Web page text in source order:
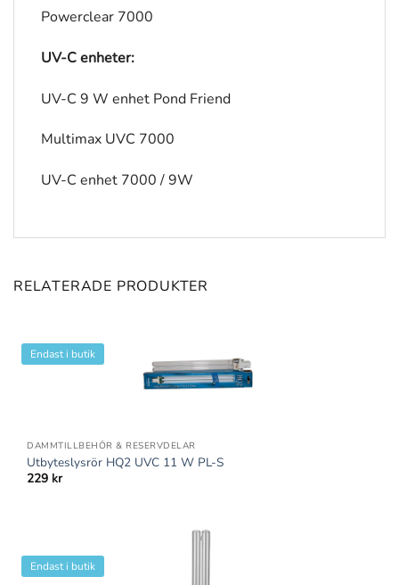
Powerclear 7000
UV-C enheter:
UV-C 9 W enhet Pond Friend
Multimax UVC 7000
UV-C enhet 7000 / 9W
RELATERADE PRODUKTER
Endast i butik
DAMMTILLBEHÖR & RESERVDELAR
Utbyteslysrör HQ2 UVC 11 W PL-S
229 kr
Endast i butik